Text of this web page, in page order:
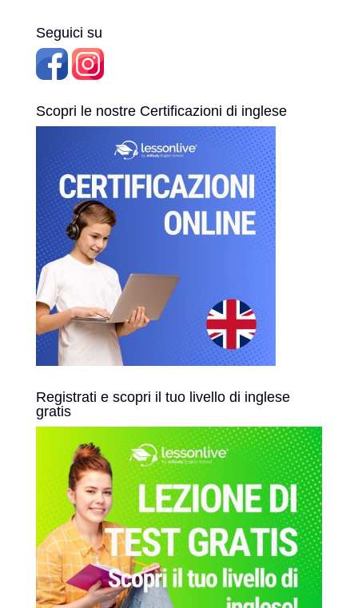
Seguici su
Scopri le nostre Certificazioni di inglese
Registrati e scopri il tuo livello di inglese
gratis